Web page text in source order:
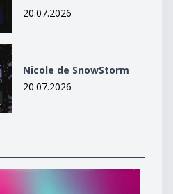
20.07.2026
Nicole de SnowStorm
20.07.2026